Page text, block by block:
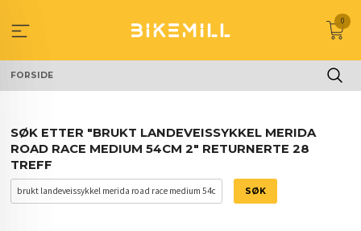
innholdet
0
FORSIDE
SØK ETTER "BRUKT LANDEVEISSYKKEL MERIDA
ROAD RACE MEDIUM 54CM 2" RETURNERTE 28
TREFF